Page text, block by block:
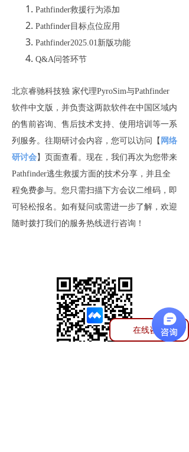
Pathfinder救援行为添加
Pathfinder目标点位应用
Pathfinder2025.01新版功能
Q&A问答环节
北京睿驰科技独 家代理PyroSim与Pathfinder
软件中文版，并负责这两款软件在中国区域内
的售前咨询、售后技术支持、使用培训等一系
列服务。往期研讨会内容，您可以访问【 网络
研讨会】页面查看。现在，我们再次为您带来
Pathfinder逃生救援方面的技术分享，并且全
程免费参与。您只需扫描下方会议二维码，即
可轻松报名。如有疑问或需进一步了解，欢迎
随时拨打我们的服务热线进行咨询！
在线咨询